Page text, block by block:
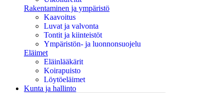
Rakentaminen ja ympäristö
Kaavoitus
Luvat ja valvonta
Tontit ja kiinteistöt
Ympäristön- ja luonnonsuojelu
Eläimet
Eläinlääkärit
Koirapuisto
Löytöeläimet
Kunta ja hallinto